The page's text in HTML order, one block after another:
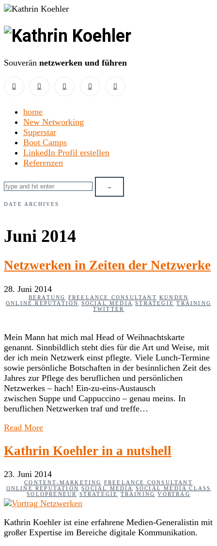
Kathrin
Koehler
Souverän netzwerken und führen
home
New Networking
Superstar
Boot Camps
LinkedIn Profil erstellen
Referenzen
DATE ARCHIVES
Juni 2014
Netzwerken in Zeiten der Netzwerke
28. Juni 2014
BERATUNG FREELANCE CONSULTANT KUNDEN
ONLINE REPUTATION
SOCIAL MEDIA STRATEGIE
TRAINING
TWITTER
Mein Mann hat mich mal Head of Weihnachtskarte
genannt. Sinnbildlich steht dies für die Art und Weise, mit
der ich mein Netzwerk einst pflegte. Viele Lunch-Termine
sowie persönliche Botschaften in der besinnlichen Zeit des
Jahres zur Pflege des beruflichen und persönlichen
Netzwerkes – hach! Ein-zu-eins-Austausch
zwischen Suppe und Cappuccino – genau meins. In
beruflichen Netzwerken traf und treffe…
Read More
Kathrin Koehler in a nutshell
23. Juni 2014
CONTENT-MARKETING
FREELANCE CONSULTANT
ONLINE REPUTATION SOCIAL MEDIA
SOCIAL MEDIA CLASS
SOLOPRENEUR
STRATEGIE TRAINING VORTRAG
Kathrin Koehler ist eine erfahrene Medien-Generalistin mit
großer Expertise im Bereiche digitale Kommunikation.